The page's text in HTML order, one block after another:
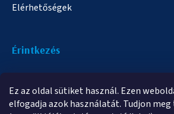
Ez az oldal sütiket használ. Ezen
elfogadja azok használatát. Tudjon
Elérhetőségek
Érintkezés
info@elampa.hu